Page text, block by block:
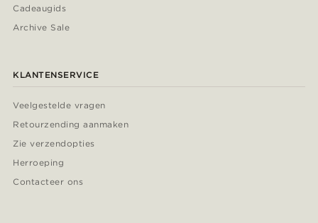
Cadeaugids
Archive Sale
KLANTENSERVICE
Veelgestelde vragen
Retourzending aanmaken
Zie verzendopties
Herroeping
Contacteer ons